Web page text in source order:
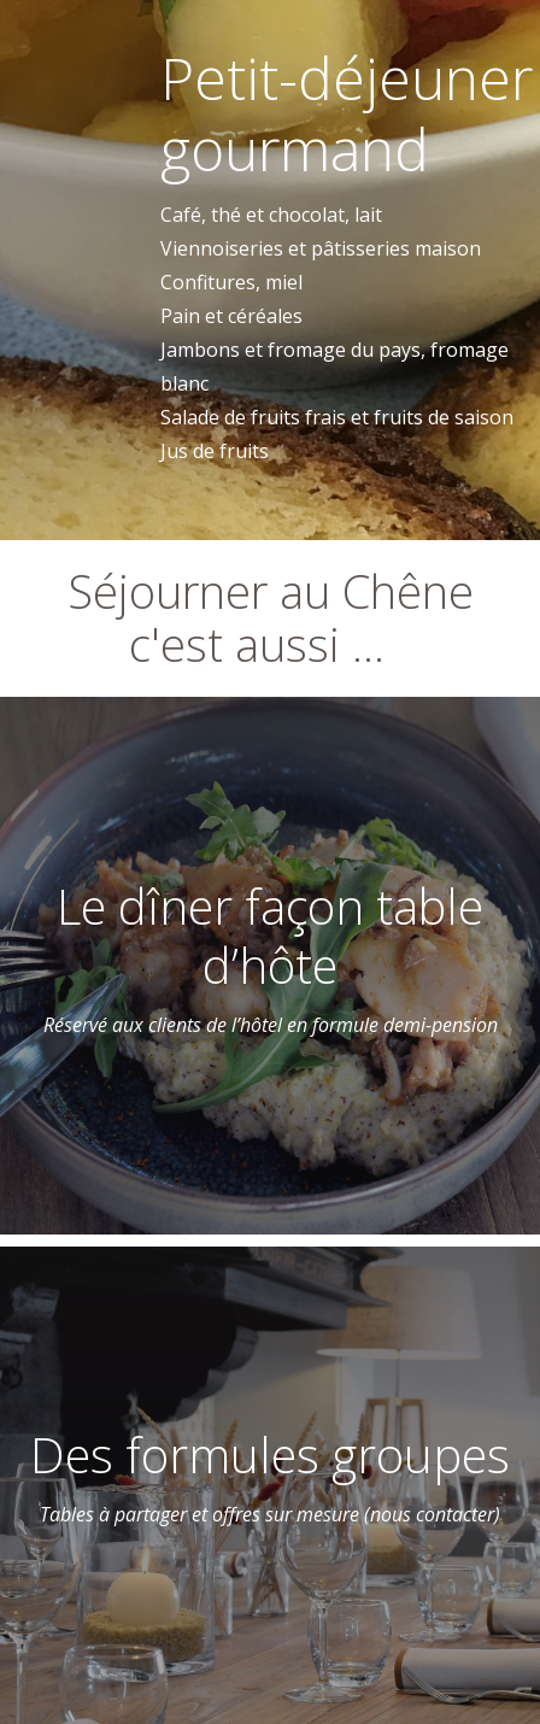
Petit-déjeuner
gourmand
Café, thé et chocolat, lait
Viennoiseries et pâtisseries maison
Confitures, miel
Pain et céréales
Jambons et fromage du pays, fromage
blanc
Salade de fruits frais et fruits de saison
Jus de fruits
Séjourner au Chêne
Le dîner façon table
d’hôte
Réservé aux clients de l’hôtel en formule demi-pension
Des formules groupes
Tables à partager et offres sur mesure (nous contacter)